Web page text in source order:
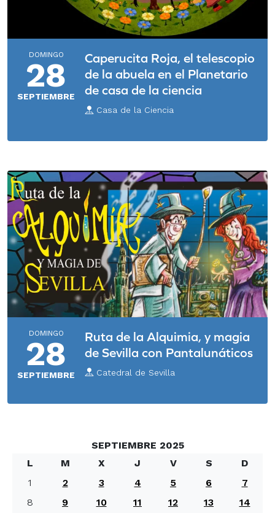
DOMINGO
28
SEPTIEMBRE
Caperucita Roja, el telescopio
de la abuela en el Planetario
de casa de la ciencia
Casa de la Ciencia
DOMINGO
28
SEPTIEMBRE
Ruta de la Alquimia, y magia
de Sevilla con Pantalunáticos
Catedral de Sevilla
SEPTIEMBRE 2025
L
M X J V S
D
1
2 3 4 5 6
7
8
9 10 11 12 13 14